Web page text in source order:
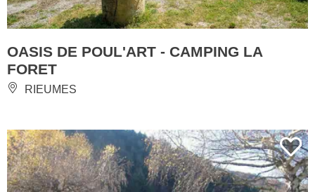
OASIS DE POUL'ART - CAMPING LA
FORET
RIEUMES